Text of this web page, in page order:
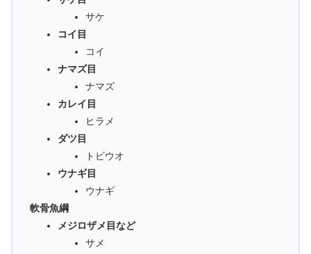
サケ
コイ目
コイ
ナマズ目
ナマズ
カレイ目
ヒラメ
ダツ目
トビウオ
ウナギ目
ウナギ
軟骨魚綱
メジロザメ目など
サメ